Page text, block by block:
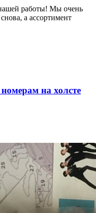
работы! Мы очень
а ассортимент
на холсте